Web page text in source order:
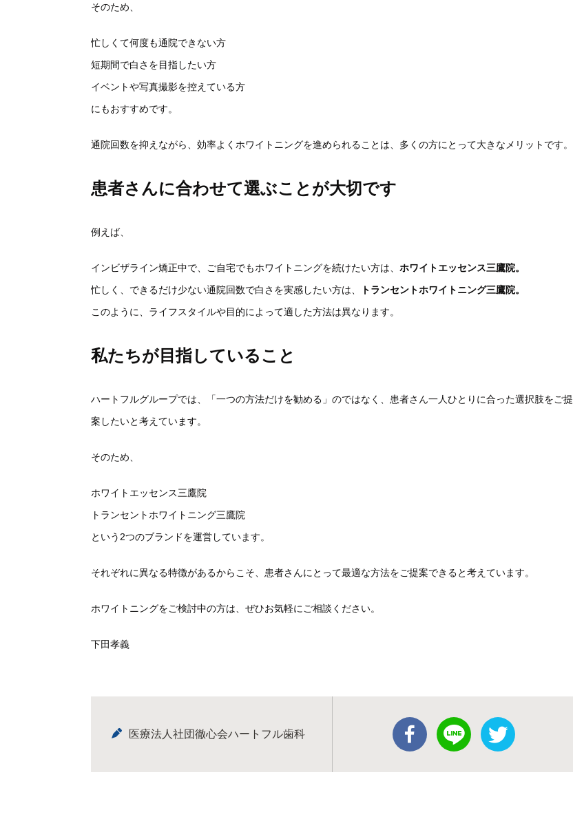
そのため、
忙しくて何度も通院できない方
短期間で白さを目指したい方
イベントや写真撮影を控えている方
にもおすすめです。
通院回数を抑えながら、 効率よくホワイトニングを進められることは、 多くの方にとって大きなメリットです。
患者さんに合わせて選ぶことが大切です
例えば、
インビザライン矯正中で、 ご自宅でもホワイトニングを続けたい方は、 ホワイトエッセンス三鷹院。
忙しく、できるだけ少ない通院回数で白さを実感したい方は、
トランセントホワイトニング三鷹院。
このように、 ライフスタイルや目的によって適した方法は異なります。
私たちが目指していること
ハートフルグループでは、「一つの方法だけを勧める」 のではなく、 患者さん一人ひとりに合った選択肢をご提
案したいと考えています。
そのため、
ホワイトエッセンス三鷹院
トランセントホワイトニング三鷹院
という2つのブランドを運営しています。
それぞれに異なる特徴があるからこそ、 患者さんにとって最適な方法をご提案できると考えています。
ホワイトニングをご検討中の方は、ぜひお気軽にご相談ください。
下田孝義
医療法人社団徹心会ハートフル歯科